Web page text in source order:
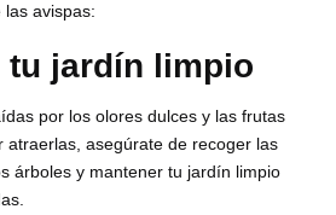
avispas:
tu jardín limpio
por los olores dulces y las frutas
atraerlas, asegúrate de recoger las
árboles y mantener tu jardín limpio